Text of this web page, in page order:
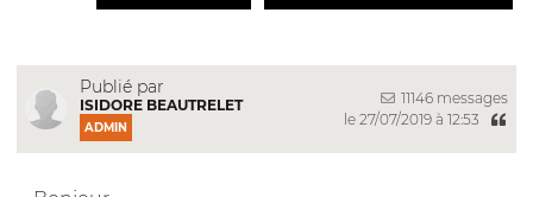
Publié par
ISIDORE BEAUTRELET
ADMIN
11146 messages
le 27/07/2019 à 12:53